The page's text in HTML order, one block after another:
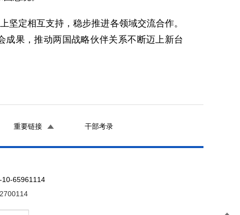
定相互支持，稳步推进各领域交流合作。
果，推动两国战略伙伴关系不断迈上新台
重要链接 干部考录
65961114